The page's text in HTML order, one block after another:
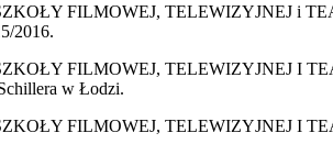
FILMOWEJ, TELEWIZYJNEJ i
2016.
FILMOWEJ, TELEWIZYJNEJ I
w Łodzi.
FILMOWEJ, TELEWIZYJNEJ I